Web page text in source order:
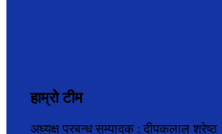
हाम्रो टीम
अध्यक्ष प्रबन्ध सम्पादक : दीपकलाल श्रेष्ठ